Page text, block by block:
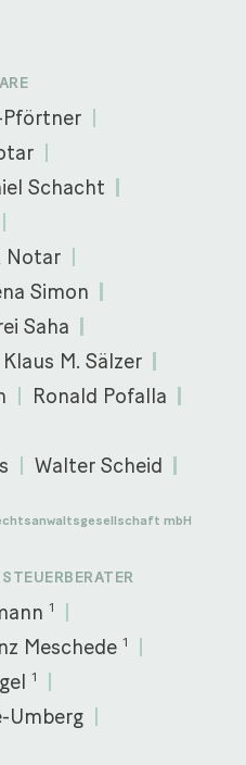
Pförtner
Schacht
Notar
Simon
Saha
Klaus M. Sälzer
Ronald Pofalla
Walter Scheid
mbH
1
Meschede 1
1
Umberg